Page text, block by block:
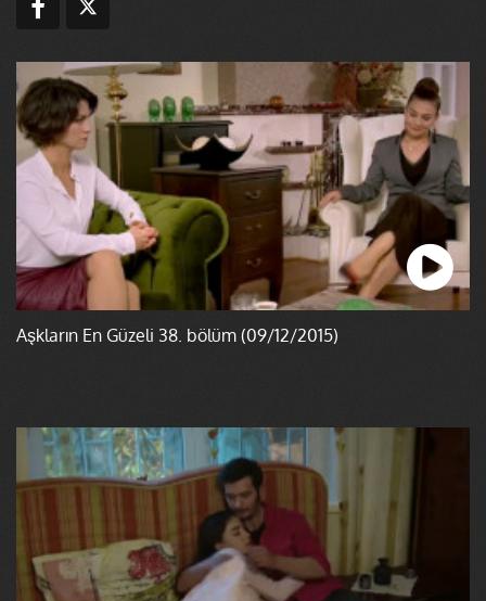
Aşkların En Güzeli 38. bölüm (09/12/2015)